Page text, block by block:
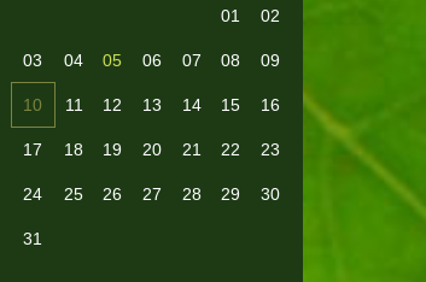
01 02
03 04 05 06 07 08 09
10 11 12 13 14 15 16
17 18 19 20 21 22 23
24 25 26 27 28 29 30
31